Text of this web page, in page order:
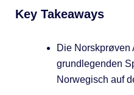
Key Takeaways
Die Norskprøven
grundlegenden
Norwegisch auf